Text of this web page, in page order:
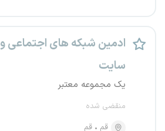
ادمین شبکه های اجتماعی و
سایت
یک مجموعه معتبر
منقضی شده
قم
قم